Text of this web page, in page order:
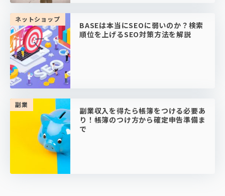
ネットショップ
BASEは本当にSEOに弱いのか？検索
順位を上げるSEO対策方法を解説
副業
副業収入を得たら帳簿をつける必要あ
り！帳簿のつけ方から確定申告準備ま
で